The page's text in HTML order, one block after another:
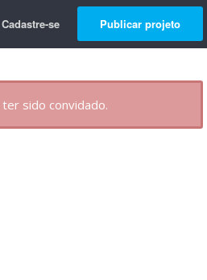
Cadastre-se Publicar projeto
sido convidado.